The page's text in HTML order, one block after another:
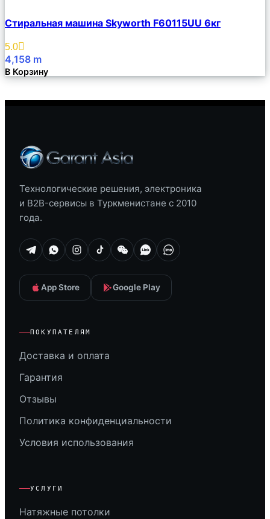
Описание
Избранное
Стиральная машина Skyworth F60115UU 6кг
5.0
4,158 m
В Корзину
Технологические решения, электроника
и B2B-сервисы в Туркменистане с 2010
года.
App Store Google Play
ПОКУПАТЕЛЯМ
Доставка и оплата
Гарантия
Отзывы
Политика конфиденциальности
Условия использования
УСЛУГИ
Натяжные потолки